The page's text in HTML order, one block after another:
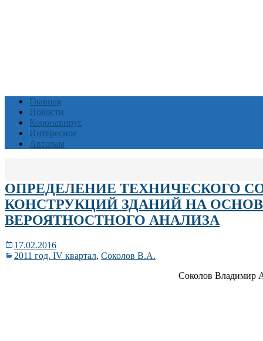
Главная
Новости
Коронавирус
Интересное
Авторам
ОПРЕДЕЛЕНИЕ ТЕХНИЧЕСКОГО
КОНСТРУКЦИЙ ЗДАНИЙ НА
ВЕРОЯТНОСТНОГО АНАЛИЗА
17.02.2016
2011 год. IV квартал, Соколов В.А.
Соколов Владимир